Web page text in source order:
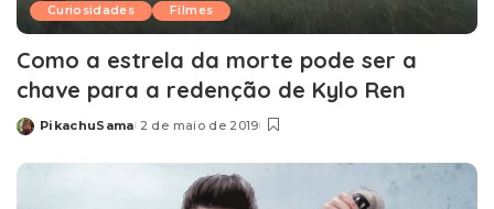
Curiosidades Filmes
Como a estrela da morte pode ser a
chave para a redenção de Kylo Ren
Posted
PikachuSama 2 de maio de 2019